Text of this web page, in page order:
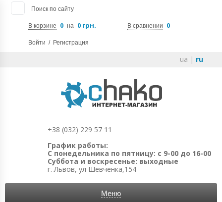
Поиск по сайту
В корзине 0 на 0 грн. В сравнении 0
Войти / Регистрация
ua | ru
+38 (032) 229 57 11
График работы:
С понедельника по пятницу: с 9-00 до 16-00
Суббота и воскресенье: выходные
г. Львов, ул Шевченка,154
Меню